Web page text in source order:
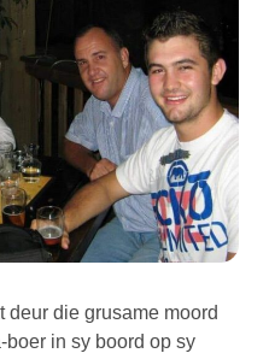
deur die grusame moord
boer in sy boord op sy